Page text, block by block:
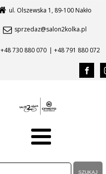
ul. Olszewska 1, 89-100 Nakło
sprzedaz@salon2kolka.pl
+48 730 880 070 | +48 791 880 072